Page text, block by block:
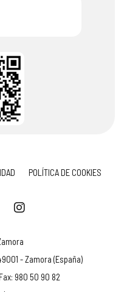
POLÍTICA DE COOKIES
- Zamora (España)
980 50 90 82